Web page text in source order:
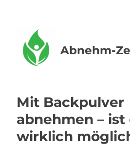
Abnehm-
Mit Backpulver
abnehmen – ist
wirklich